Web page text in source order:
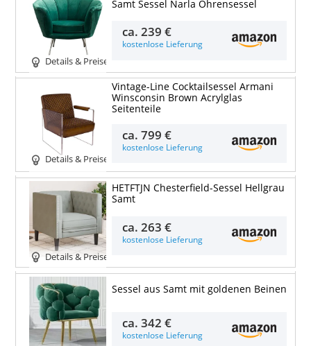
Details & Preise
Samt Sessel Narla Ohrensessel
ca.239 €
kostenlose Lieferung
Details & Preise
Vintage-Line Cocktailsessel Armani
Winsconsin Brown Acrylglas
Seitenteile
ca.799 €
kostenlose Lieferung
Details & Preise
HETFTJN Chesterfield-Sessel Hellgrau
Samt
ca.263 €
kostenlose Lieferung
Sessel aus Samt mit goldenen Beinen
ca.342 €
kostenlose Lieferung